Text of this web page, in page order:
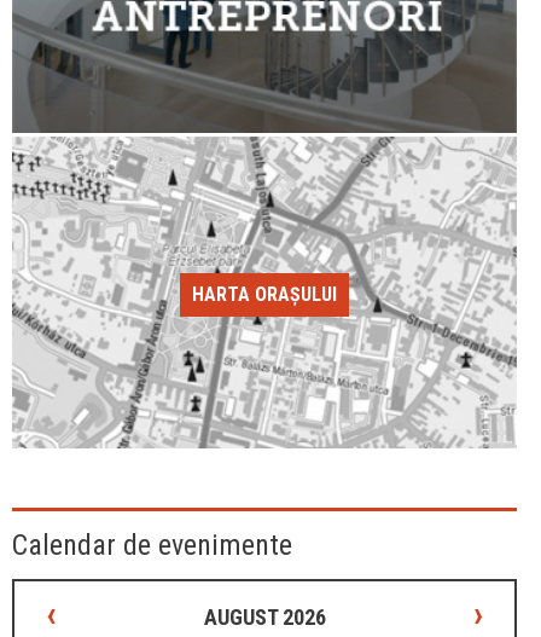
HARTA ORAȘULUI
Calendar de evenimente
‹ AUGUST 2026 ›